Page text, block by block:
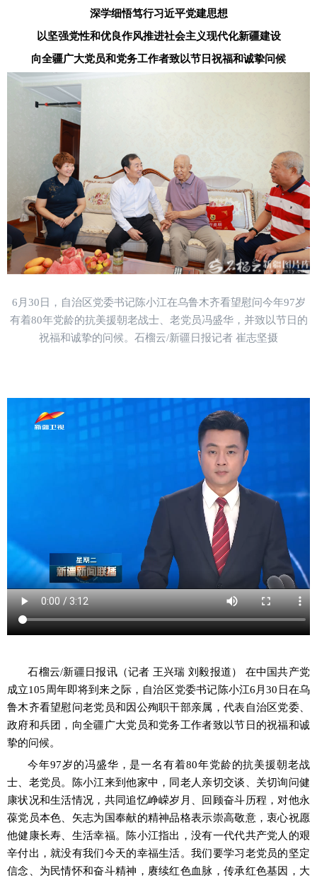
深学细悟笃行习近平党建思想
以坚强党性和优良作风推进社会主义现代化新疆建设
向全疆广大党员和党务工作者致以节日祝福和诚挚问候
6月30日，自治区党委书记陈小江在乌鲁木齐看望慰问今年97岁
有着80年党龄的抗美援朝老战士、老党员冯盛华，并致以节日的
祝福和诚挚的问候。石榴云/新疆日报记者 崔志坚摄
石榴云/新疆日报讯（记者 王兴瑞 刘毅报道） 在中国共产党
成立105周年即将到来之际，自治区党委书记陈小江6月30日在乌
鲁木齐看望慰问老党员和因公殉职干部亲属，代表自治区党委、
政府和兵团，向全疆广大党员和党务工作者致以节日的祝福和诚
挚的问候。
今年97岁的冯盛华，是一名有着80年党龄的抗美援朝老战
士、老党员。陈小江来到他家中，同老人亲切交谈、关切询问健
康状况和生活情况，共同追忆峥嵘岁月、回顾奋斗历程，对他永
葆党员本色、矢志为国奉献的精神品格表示崇高敬意，衷心祝愿
他健康长寿、生活幸福。陈小江指出，没有一代代共产党人的艰
辛付出，就没有我们今天的幸福生活。我们要学习老党员的坚定
信念、为民情怀和奋斗精神，赓续红色血脉，传承红色基因，大